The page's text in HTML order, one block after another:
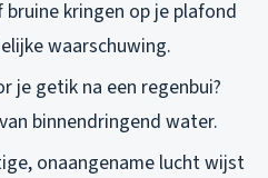
bruine kringen op je plafond
waarschuwing.
je getik na een regenbui?
binnendringend water.
onaangename lucht wijst